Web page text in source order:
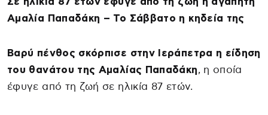
Αμαλία Παπαδάκη – Το Σάββατο η κηδεία της
Βαρύ πένθος σκόρπισε στην Ιεράπετρα η είδηση
του θανάτου της Αμαλίας Παπαδάκη, η οποία
έφυγε από τη ζωή σε ηλικία 87 ετών.